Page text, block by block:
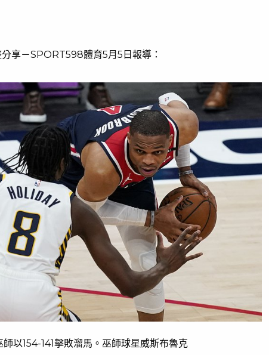
享－SPORT598體育5月5日報導：
以154-141擊敗溜馬。巫師球星威斯布魯克